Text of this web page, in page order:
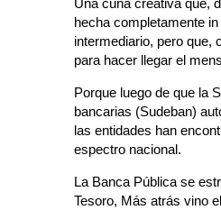
hecha completamente
intermediario, pero que,
para hacer llegar el
Porque luego de que la
bancarias (Sudeban)
las entidades han
espectro nacional.
La Banca Pública se
Tesoro, Más atrás vino